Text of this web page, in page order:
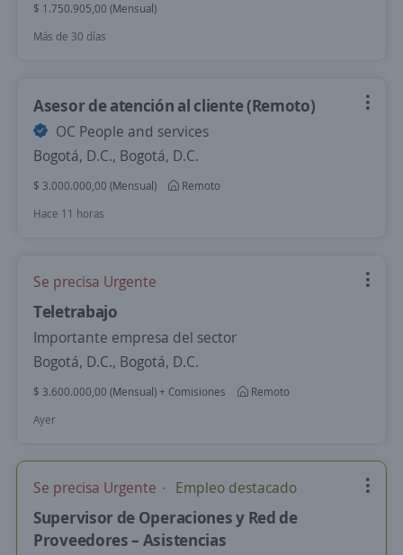
$ 1.750.905,00 (Mensual)
Más de 30 días
Asesor de atención al cliente (Remoto)
OC People and services
Bogotá, D.C., Bogotá, D.C.
$ 3.000.000,00 (Mensual)
Remoto
Hace 11 horas
Se precisa Urgente
Teletrabajo
Importante empresa del sector
Bogotá, D.C., Bogotá, D.C.
$ 3.600.000,00 (Mensual) + Comisiones
Remoto
Ayer
Se precisa Urgente Empleo destacado
Supervisor de Operaciones y Red de
Proveedores – Asistencias